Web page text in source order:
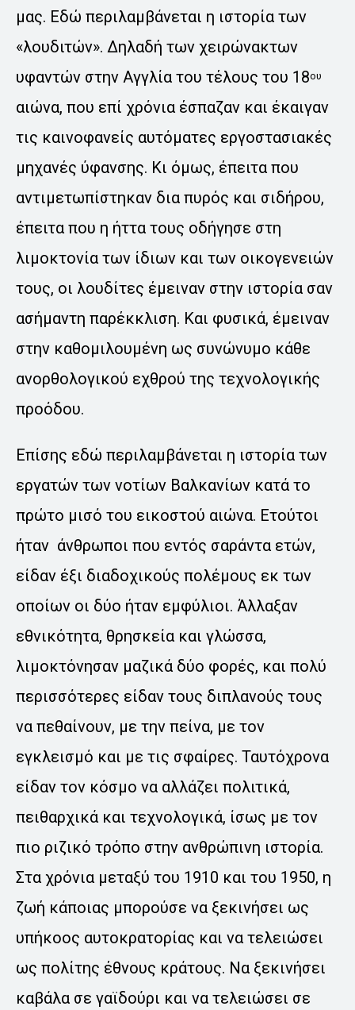
μας. Εδώ περιλαμβάνεται η ιστορία των
«λουδιτών». Δηλαδή των χειρώνακτων
υφαντών στην Αγγλία του τέλους του 18ου
αιώνα, που επί χρόνια έσπαζαν και έκαιγαν
τις καινοφανείς αυτόματες εργοστασιακές
μηχανές ύφανσης. Κι όμως, έπειτα που
αντιμετωπίστηκαν δια πυρός και σιδήρου,
έπειτα που η ήττα τους οδήγησε στη
λιμοκτονία των ίδιων και των οικογενειών
τους, οι λουδίτες έμειναν στην ιστορία σαν
ασήμαντη παρέκκλιση. Και φυσικά, έμειναν
στην καθομιλουμένη ως συνώνυμο κάθε
ανορθολογικού εχθρού της τεχνολογικής
προόδου.
Επίσης εδώ περιλαμβάνεται η ιστορία των
εργατών των νοτίων Βαλκανίων κατά το
πρώτο μισό του εικοστού αιώνα. Ετούτοι
ήταν άνθρωποι που εντός σαράντα ετών,
είδαν έξι διαδοχικούς πολέμους εκ των
οποίων οι δύο ήταν εμφύλιοι. Άλλαξαν
εθνικότητα, θρησκεία και γλώσσα,
λιμοκτόνησαν μαζικά δύο φορές, και πολύ
περισσότερες είδαν τους διπλανούς τους
να πεθαίνουν, με την πείνα, με τον
εγκλεισμό και με τις σφαίρες. Ταυτόχρονα
είδαν τον κόσμο να αλλάζει πολιτικά,
πειθαρχικά και τεχνολογικά, ίσως με τον
πιο ριζικό τρόπο στην ανθρώπινη ιστορία.
Στα χρόνια μεταξύ του 1910 και του 1950, η
ζωή κάποιας μπορούσε να ξεκινήσει ως
υπήκοος αυτοκρατορίας και να τελειώσει
ως πολίτης έθνους κράτους. Να ξεκινήσει
καβάλα σε γαϊδούρι και να τελειώσει σε